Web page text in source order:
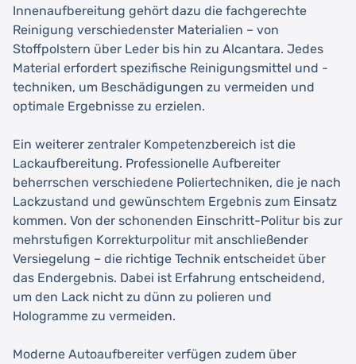
Innenaufbereitung gehört dazu die fachgerechte
Reinigung verschiedenster Materialien – von
Stoffpolstern über Leder bis hin zu Alcantara. Jedes
Material erfordert spezifische Reinigungsmittel und -
techniken, um Beschädigungen zu vermeiden und
optimale Ergebnisse zu erzielen.
Ein weiterer zentraler Kompetenzbereich ist die
Lackaufbereitung. Professionelle Aufbereiter
beherrschen verschiedene Poliertechniken, die je nach
Lackzustand und gewünschtem Ergebnis zum Einsatz
kommen. Von der schonenden Einschritt-Politur bis zur
mehrstufigen Korrekturpolitur mit anschließender
Versiegelung – die richtige Technik entscheidet über
das Endergebnis. Dabei ist Erfahrung entscheidend,
um den Lack nicht zu dünn zu polieren und
Hologramme zu vermeiden.
Moderne Autoaufbereiter verfügen zudem über